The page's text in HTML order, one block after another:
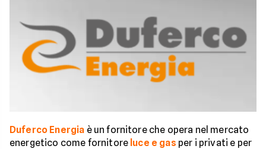
Duferco Energia è un fornitore che opera nel mercato
energetico come fornitore luce e gas per i privati e per